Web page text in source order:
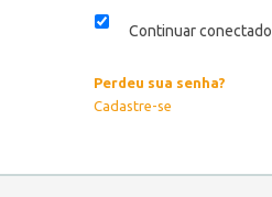
Continuar conectado
Perdeu sua senha?
Cadastre-se